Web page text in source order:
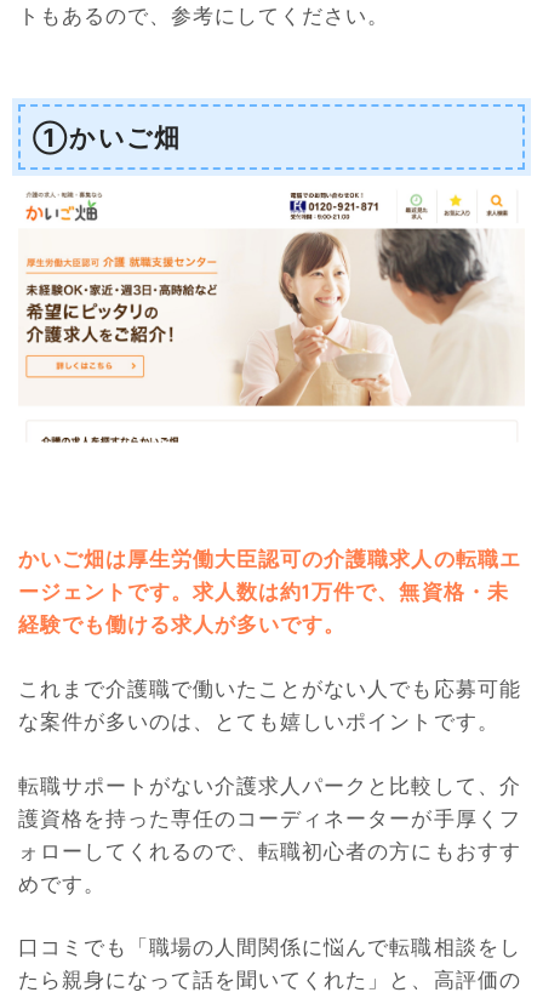
トもあるので、参考にしてください。
①かいご畑
かいご畑は厚生労働大臣認可の介護職求人の転職エ
ージェントです。求人数は約1万件で、無資格・未
経験でも働ける求人が多いです。
これまで介護職で働いたことがない人でも応募可能
な案件が多いのは、とても嬉しいポイントです。
転職サポートがない介護求人パークと比較して、介
護資格を持った専任のコーディネーターが手厚くフ
ォローしてくれるので、転職初心者の方にもおすす
めです。
口コミでも「職場の人間関係に悩んで転職相談をし
たら親身になって話を聞いてくれた」と、高評価の